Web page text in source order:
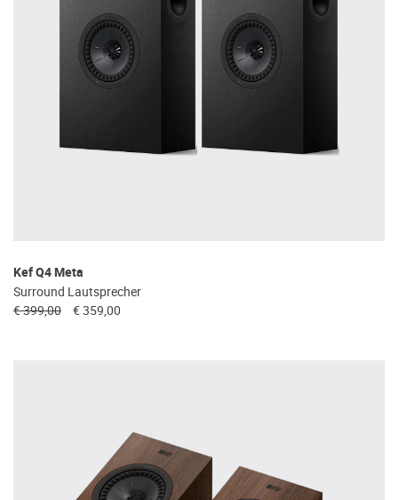
Kef Q4 Meta
Surround Lautsprecher
€ 399,00
€ 359,00